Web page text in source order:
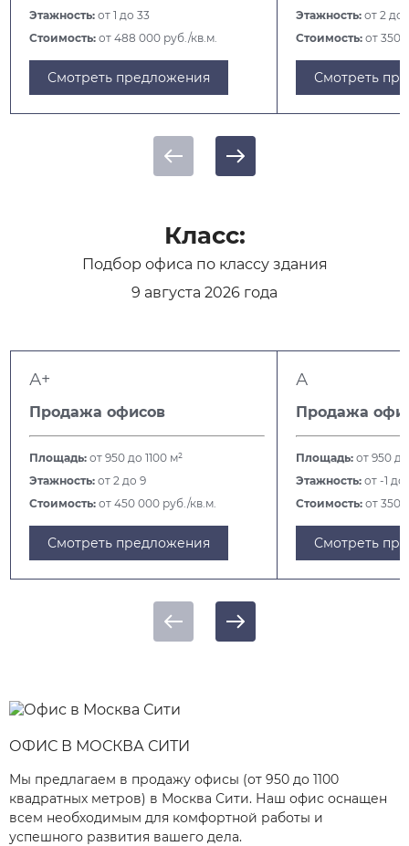
Этажность: от 1 до 33
Стоимость: от 488 000 руб./кв.м.
Смотреть предложения
Этажность: от 2 до
Стоимость: от 350
Смотреть
Класс:
Подбор офиса по классу здания
9 августа 2026 года
А+
Продажа офисов
Площадь: от 950 до 1100 м²
Этажность: от 2 до 9
Стоимость: от 450 000 руб./кв.м.
Смотреть предложения
А
Продажа
Площадь: от 950 до
Этажность: от -1 до
Стоимость: от 350
Смотреть
ОФИС В МОСКВА СИТИ
Мы предлагаем в продажу офисы (от 950 до 1100
квадратных метров) в Москва Сити. Наш офис оснащен
всем необходимым для комфортной работы и
успешного развития вашего дела.